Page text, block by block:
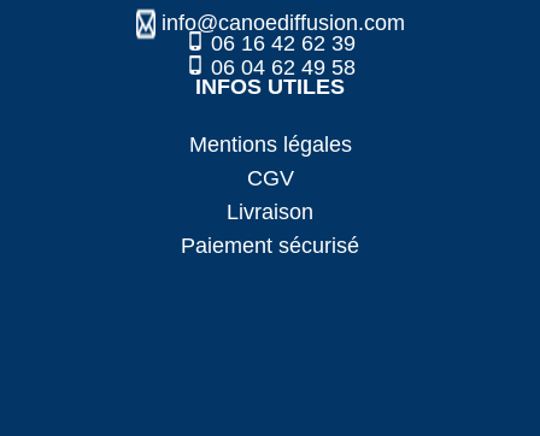
06 16 42 62 39
06 04 62 49 58
info@canoediffusion.com
INFOS UTILES
Mentions légales
CGV
Livraison
Paiement sécurisé